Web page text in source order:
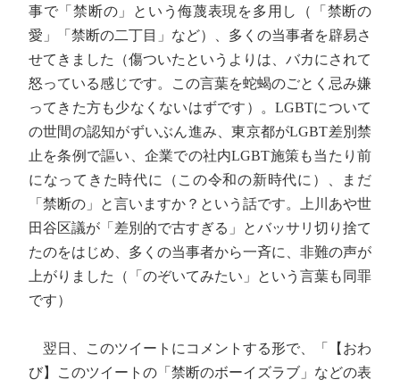
事で「禁断の」という侮蔑表現を多用し（「禁断の
愛」「禁断の二丁目」など）、多くの当事者を辟易さ
せてきました（傷ついたというよりは、バカにされて
怒っている感じです。この言葉を蛇蝎のごとく忌み嫌
ってきた方も少なくないはずです）。LGBTについて
の世間の認知がずいぶん進み、東京都がLGBT差別禁
止を条例で謳い、企業での社内LGBT施策も当たり前
になってきた時代に（この令和の新時代に）、まだ
「禁断の」と言いますか？という話です。上川あや世
田谷区議が「差別的で古すぎる」とバッサリ切り捨て
たのをはじめ、多くの当事者から一斉に、非難の声が
上がりました（「のぞいてみたい」という言葉も同罪
です）
翌日、このツイートにコメントする形で、「【おわ
び】このツイートの「禁断のボーイズラブ」などの表